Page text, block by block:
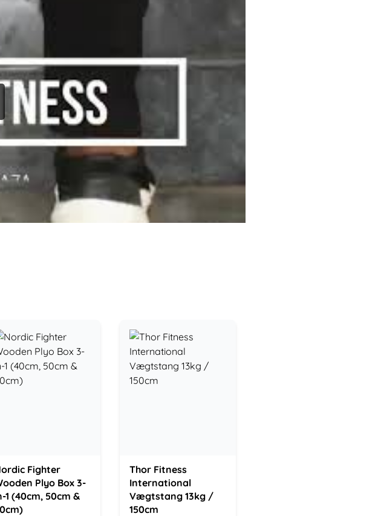
Fighter
Plyo Box 3-
1 (40cm, 50cm &
Thor Fitness
International
Vægtstang 13kg /
150cm